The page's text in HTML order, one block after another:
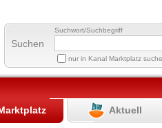
Suchen
Suchwort/Suchbegriff
nur in Kanal Marktplatz
Aktuell